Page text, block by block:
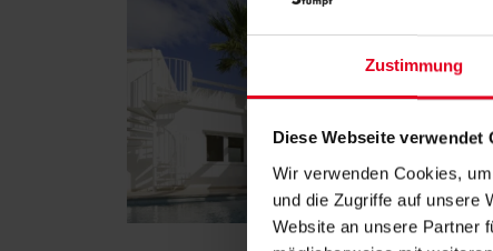
Zustimmung
Diese Webseite verwendet
Wir verwenden Cookies,
und die Zugriffe auf unsere
Website an unsere Partner